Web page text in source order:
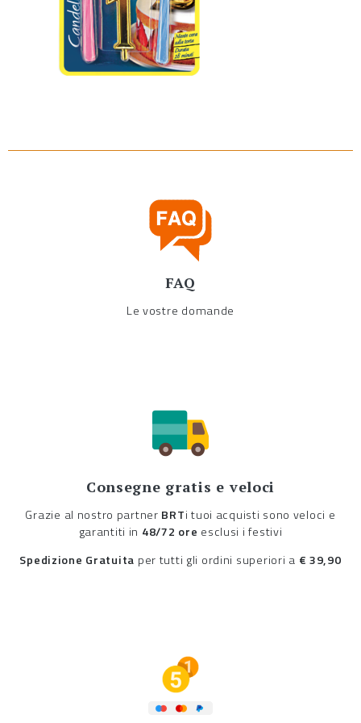
FAQ
Le vostre domande
Consegne gratis e veloci
Grazie al nostro partner BRTi tuoi acquisti sono veloci e
garantiti in 48/72 ore esclusi i festivi
Spedizione Gratuita per tutti gli ordini superiori a € 39,90